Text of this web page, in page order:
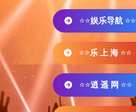
⭐⭐娱乐导航 ⭐⭐
⭐⭐乐 上 海 ⭐⭐
⭐⭐逍 遥 网 ⭐⭐